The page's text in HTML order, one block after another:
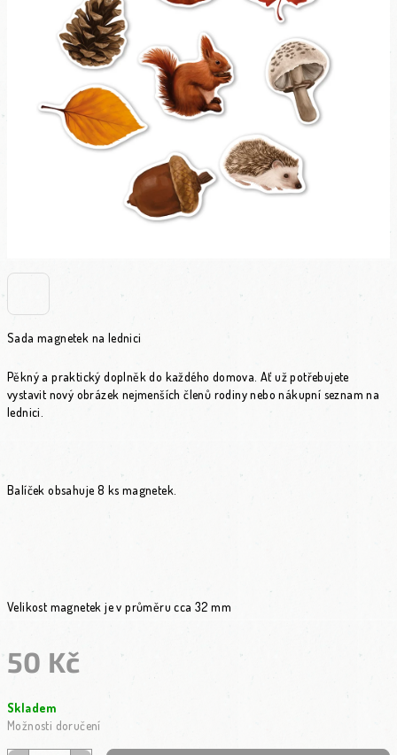
Sada magnetek na lednici
Pěkný a praktický doplněk do každého domova. Ať už potřebujete
vystavit nový obrázek nejmenších členů rodiny nebo nákupní seznam na
lednici.
Balíček obsahuje 8 ks magnetek.
Velikost magnetek je v průměru cca 32 mm
50 Kč
Skladem
Možnosti doručení